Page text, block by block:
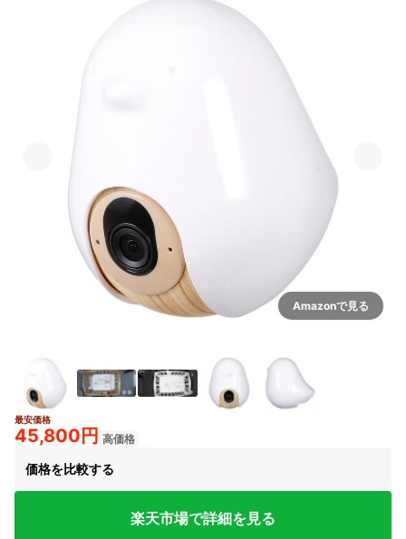
Amazonで見る
最安価格
45,800円 高価格
価格を比較する
楽天市場で詳細を見る